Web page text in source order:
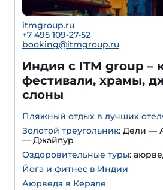
itmgroup.ru
+7 495 109-27-52
booking@itmgroup.ru
Индия с ITM group –
фестивали, храмы,
слоны
Пляжный отдых в лучших
Золотой треугольник: Дели —
— Джайпур
Оздоровительные туры:
Йога и фитнес в Индии
Аюрведа в Керале